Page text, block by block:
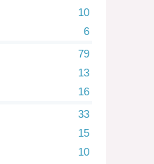
10
6
79
13
16
33
15
10